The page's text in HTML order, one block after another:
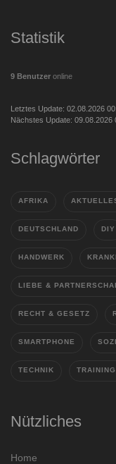
Statistik
9 Benutzer online
Letztes Update: 02.08.2026
Nächstes Update: 09.08.2026
Schlagwörter
AFRIKA
DEUTSCHLAND DIY
HANDWERK
LIEBE &
RECHT & GESETZ
SMARTPHONE
TECHNIK
Nützliches
Home